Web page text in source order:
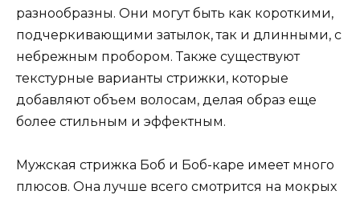
разнообразны. Они могут быть как короткими,
подчеркивающими затылок, так и длинными, с
небрежным пробором. Также существуют
текстурные варианты стрижки, которые
добавляют объем волосам, делая образ еще
более стильным и эффектным.
Мужская стрижка Боб и Боб-каре имеет много
плюсов. Она лучше всего смотрится на мокрых